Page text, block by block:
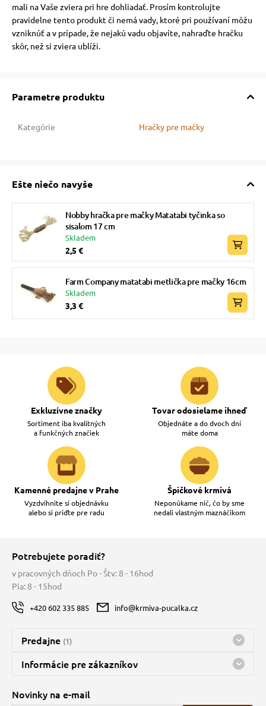
mali na Vaše zviera pri hre dohliadať. Prosím kontrolujte
pravidelne tento produkt či nemá vady, ktoré pri používaní môžu
vzniknúť a v prípade, že nejakú vadu objavíte, nahraďte hračku
skôr, než si zviera ublíži.
Parametre produktu
Kategórie Hračky pre mačky
Ešte niečo navyše
Nobby hračka pre mačky Matatabi tyčinka so
sisalom 17 cm
Skladem
2,5 €
Farm Company matatabi metlička pre mačky 16cm
Skladem
3,3 €
Exkluzívne značky
Sortiment iba kvalitných
a funkčných značiek
Tovar odosielame ihneď
Objednáte a do dvoch dní
máte doma
Kamenné predajne v Prahe
Vyzdvihnite si objednávku
alebo si príďte pre radu
Špičkové krmivá
Neponúkame nič, čo by sme
nedali vlastným maznáčikom
Potrebujete poradiť?
v pracovných dňoch Po - Štv: 8 - 16hod
Pia: 8 - 15hod
+420 602 335 885 info@krmiva-pucalka.cz
Predajne (1)
Predajňa a sklad Kbely
Informácie pre zákazníkov
Novinky na e-mail